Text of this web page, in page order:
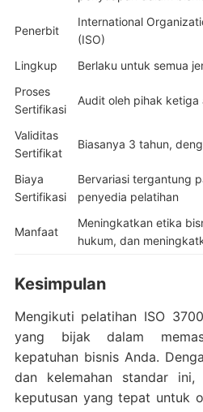
Penerbit
International
(ISO)
Lingkup
Berlaku untuk semua
Proses
Sertifikasi
Audit oleh pihak ketiga
Validitas
Sertifikat
Biasanya 3 tahun,
Biaya
Sertifikasi
Bervariasi tergantung
penyedia pelatihan
Manfaat
Meningkatkan etika
hukum, dan
Kesimpulan
Mengikuti pelatihan ISO
yang bijak dalam
kepatuhan bisnis Anda.
dan kelemahan standar
keputusan yang tepat untuk